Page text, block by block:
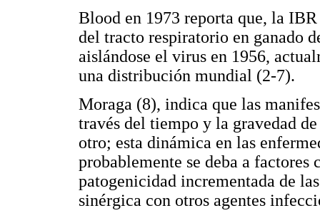
Blood en 1973 reporta que, la
del tracto respiratorio en ganado
aislándose el virus en 1956,
una distribución mundial (2-7).
Moraga (8), indica que las
través del tiempo y la gravedad
otro; esta dinámica en las
probablemente se deba a
patogenicidad incrementada de
sinérgica con otros agentes